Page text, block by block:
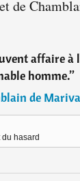
de
affaire à
homme.”
de
hasard